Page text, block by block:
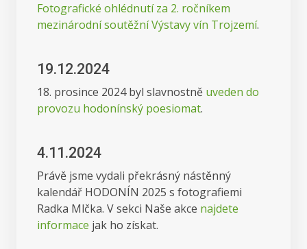
Fotografické ohlédnutí za 2. ročníkem
mezinárodní soutěžní Výstavy vín Trojzemí.
19.12.2024
18. prosince 2024 byl slavnostně uveden do
provozu hodonínský poesiomat.
4.11.2024
Právě jsme vydali překrásný nástěnný
kalendář HODONÍN 2025 s fotografiemi
Radka Mlčka. V sekci Naše akce najdete
informace jak ho získat.